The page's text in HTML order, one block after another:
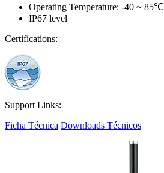
Operating Temperature: -40 ~ 85℃
IP67 level
Certifications:
Support Links:
Ficha Técnica Downloads Técnicos